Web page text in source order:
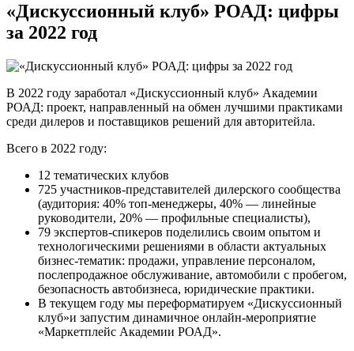
«Дискуссионный клуб» РОАД: цифры
за 2022 год
В 2022 году заработал «Дискуссионный клуб» Академии
РОАД: проект, направленный на обмен лучшими практиками
среди дилеров и поставщиков решений для авторитейла.
Всего в 2022 году:
12 тематических клубов
725 участников-представителей дилерского сообщества
(аудитория: 40% топ-менеджеры, 40% — линейные
руководители, 20% — профильные специалисты),
79 экспертов-спикеров поделились своим опытом и
технологическими решениями в области актуальных
бизнес-тематик: продажи, управление персоналом,
послепродажное обслуживание, автомобили с пробегом,
безопасность автобизнеса, юридические практики.
В текущем году мы переформатируем «Дискуссионный
клуб»и запустим динамичное онлайн-мероприятие
«Маркетплейс Академии РОАД».